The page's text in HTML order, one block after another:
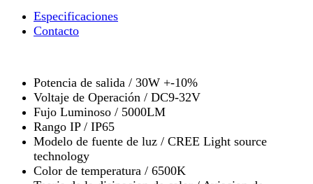
Especificaciones
Contacto
Potencia de salida / 30W +-10%
Voltaje de Operación / DC9-32V
Fujo Luminoso / 5000LM
Rango IP / IP65
Modelo de fuente de luz / CREE Light source
technology
Color de temperatura / 6500K